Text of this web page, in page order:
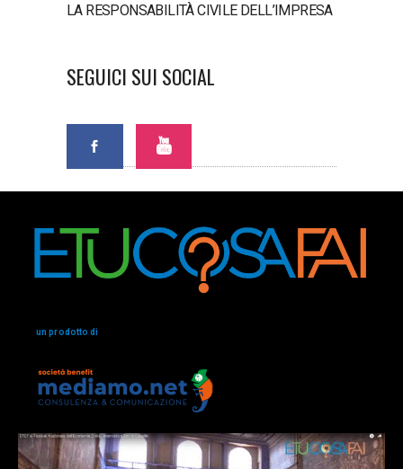
LA RESPONSABILITÀ CIVILE DELL’IMPRESA
SEGUICI SUI SOCIAL
un prodotto di